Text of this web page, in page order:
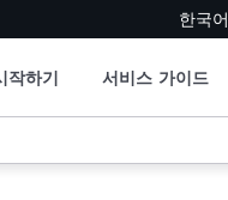
한국어
작하기 서비스 가이드